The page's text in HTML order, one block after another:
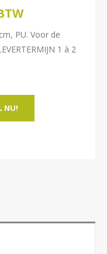
PU. Voor de
1 à 2